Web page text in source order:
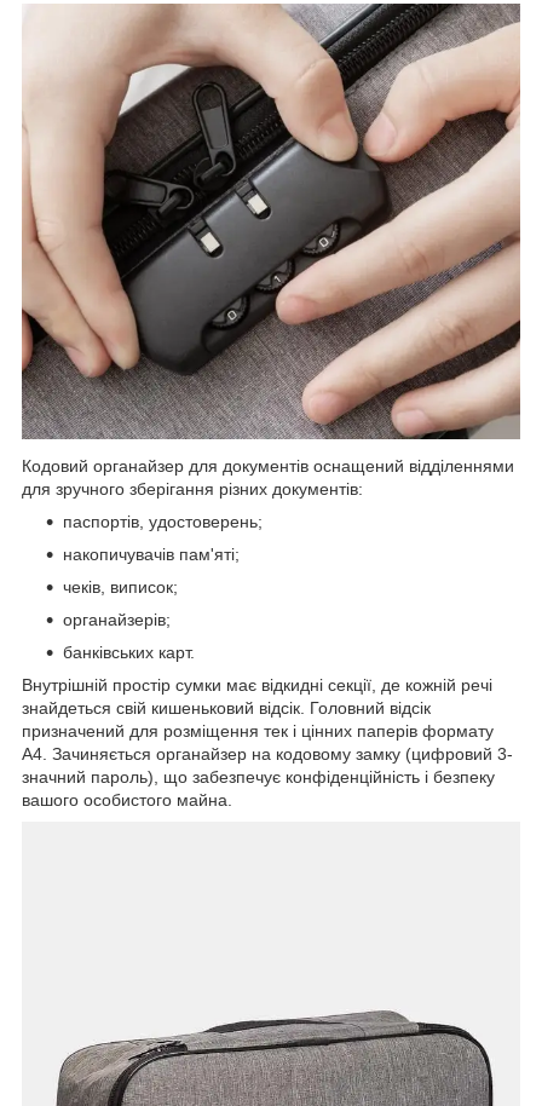
Кодовий органайзер для документів оснащений відділеннями
для зручного зберігання різних документів:
паспортів, удостоверень;
накопичувачів пам'яті;
чеків, виписок;
органайзерів;
банківських карт.
Внутрішній простір сумки має відкидні секції, де кожній речі
знайдеться свій кишеньковий відсік. Головний відсік
призначений для розміщення тек і цінних паперів формату
А4. Зачиняється органайзер на кодовому замку (цифровий 3-
значний пароль), що забезпечує конфіденційність і безпеку
вашого особистого майна.